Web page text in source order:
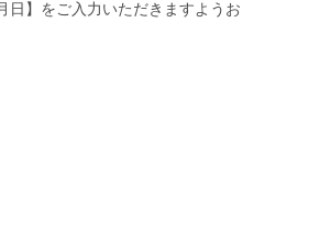
日】をご入力いただきますようお